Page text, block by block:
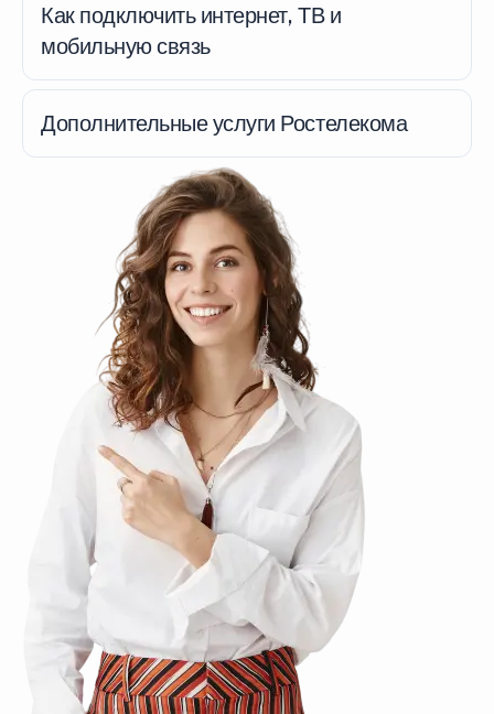
Как подключить интернет, ТВ и
мобильную связь
Дополнительные услуги Ростелекома